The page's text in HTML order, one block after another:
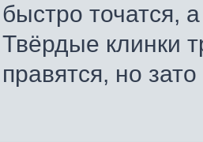
быстро точатся,
Твёрдые клинки
правятся, но